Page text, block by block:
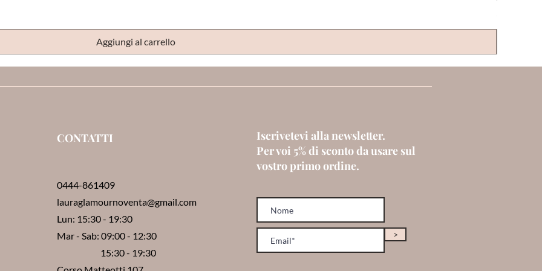
Aggiungi al carrello
CONTATTI
0444-861409
lauraglamournoventa@gmail.com
Lun: 15:30 - 19:30
Mar - Sab: 09:00 - 12:30
15:30 - 19:30
Iscrivetevi alla newsletter.
Per voi 5% di sconto da usare sul
vostro primo ordine.
>